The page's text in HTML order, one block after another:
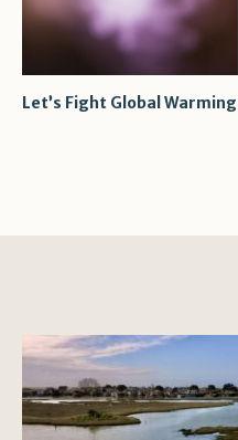
Let’s Fight Global Warming